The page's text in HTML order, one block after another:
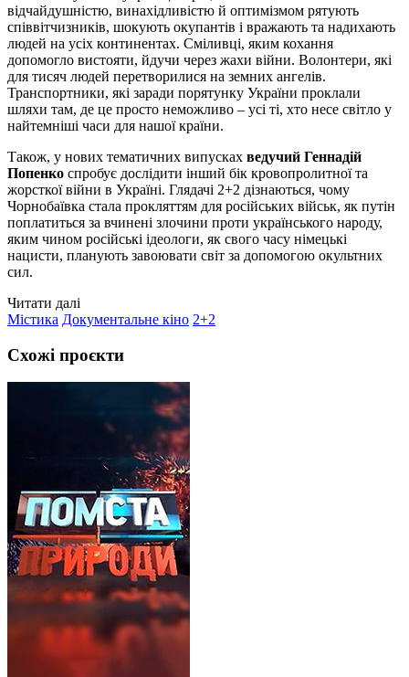
відчайдушністю, винахідливістю й оптимізмом рятують
співвітчизників, шокують окупантів і вражають та надихають
людей на усіх континентах. Сміливці, яким кохання
допомогло вистояти, йдучи через жахи війни. Волонтери, які
для тисяч людей перетворилися на земних ангелів.
Транспортники, які заради порятунку України проклали
шляхи там, де це просто неможливо – усі ті, хто несе світло у
найтемніші часи для нашої країни.
Також, у нових тематичних випусках ведучий Геннадій
Попенко спробує дослідити інший бік кровопролитної та
жорсткої війни в Україні. Глядачі 2+2 дізнаються, чому
Чорнобаївка стала прокляттям для російських військ, як путін
поплатиться за вчинені злочини проти українського народу,
яким чином російські ідеологи, як свого часу німецькі
нацисти, планують завоювати світ за допомогою окультних
сил.
Читати далі
Містика Документальне кіно 2+2
Схожі проєкти